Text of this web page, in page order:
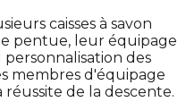
caisses à savon
pentue, leur équipage
des
membres d'équipage
de la descente.